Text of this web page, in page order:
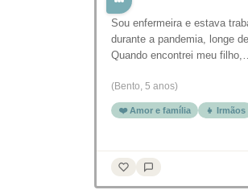
Sou enfermeira e estava
durante a pandemia, longe
Quando encontrei meu
(Bento, 5 anos)
❤️ Amor e família 👧 Irmãos